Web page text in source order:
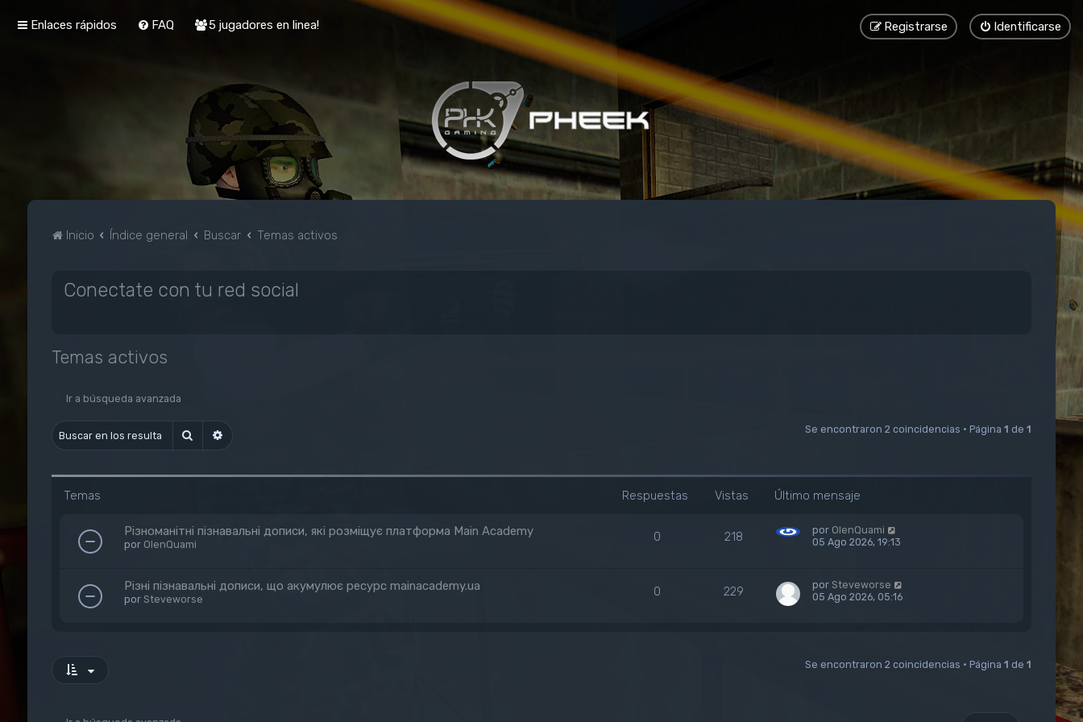
Enlaces rápidos FAQ 5 jugadores en linea! Identificarse
Registrarse
Inicio Índice general Buscar Temas activos
Conectate con tu red social
Temas activos
Ir a búsqueda avanzada
Buscar Búsqueda avanzada Se encontraron 2 coincidencias • Página1 de1
Temas Respuestas Vistas Último mensaje
Різноманітні пізнавальні дописи, які розміщує платформа Main Academy
por OlenQuami
0 218 por OlenQuami
05 Ago 2026, 19:13
Різні пізнавальні дописи, що акумулює ресурс mainacademy.ua
por Steveworse
0 229 por Steveworse
05 Ago 2026, 05:16
Se encontraron 2 coincidencias • Página1 de1